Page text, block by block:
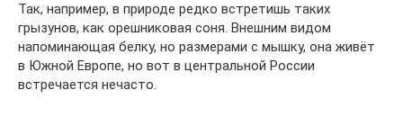
Так, например, в природе редко встретишь таких
грызунов, как орешниковая соня. Внешним видом
напоминающая белку, но размерами с мышку, она живёт
в Южной Европе, но вот в центральной России
встречается нечасто.